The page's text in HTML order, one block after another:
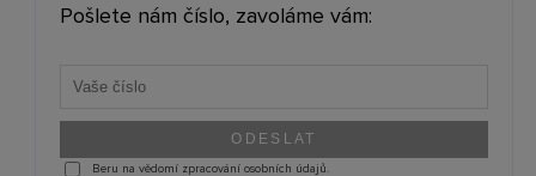
Pošlete nám číslo, zavoláme vám:
Beru na vědomí zpracování osobních údajů.